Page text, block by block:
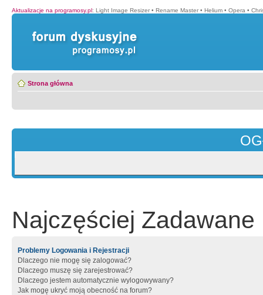
Aktualizacje na programosy.pl: Light Image Resizer • Rename Master • Helium • Opera •
Strona główna
Najczęściej Zadawane
Problemy Logowania i Rejestracji
Dlaczego nie mogę się zalogować?
Dlaczego muszę się zarejestrować?
Dlaczego jestem automatycznie wylogowywany?
Jak mogę ukryć moją obecność na forum?